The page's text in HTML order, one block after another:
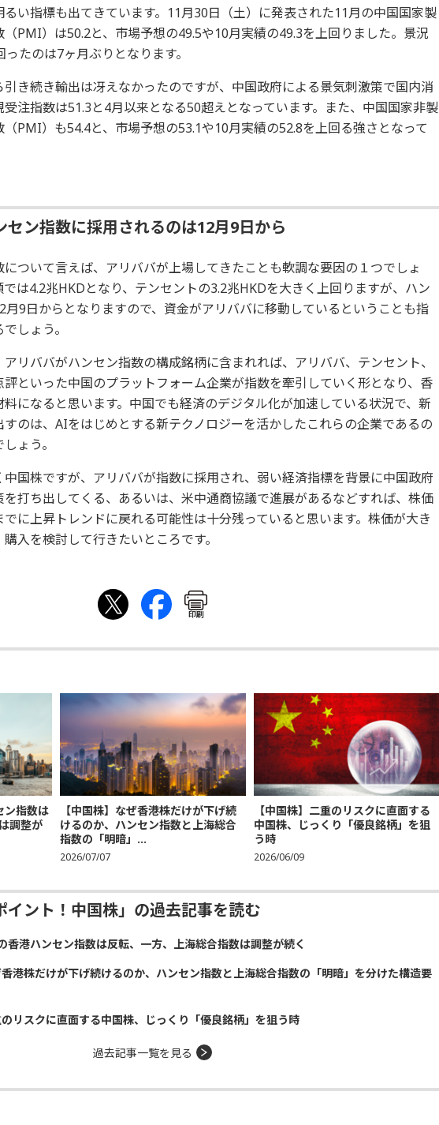
い指標も出てきています。11月30日（土）に発表された11月の中国国家製
PMI）は50.2と、市場予想の49.5や10月実績の49.3を上回りました。景況
たのは7ヶ月ぶりとなります。
き続き輸出は冴えなかったのですが、中国政府による景気刺激策で国内消
注指数は51.3と4月以来となる50超えとなっています。また、中国国家非製
PMI）も54.4と、市場予想の53.1や10月実績の52.8を上回る強さとなって
セン指数に採用されるのは12月9日から
ついて言えば、アリババが上場してきたことも軟調な要因の１つでしょ
は4.2兆HKDとなり、テンセントの3.2兆HKDを大きく上回りますが、ハン
月9日からとなりますので、資金がアリババに移動しているということも指
しょう。
リババがハンセン指数の構成銘柄に含まれれば、アリババ、テンセント、
といった中国のプラットフォーム企業が指数を牽引していく形となり、香
になると思います。中国でも経済のデジタル化が加速している状況で、新
のは、AIをはじめとする新テクノロジーを活かしたこれらの企業であるの
ょう。
国株ですが、アリババが指数に採用され、弱い経済指標を背景に中国政府
打ち出してくる、あるいは、米中通商協議で進展があるなどすれば、株価
に上昇トレンドに戻れる可能性は十分残っていると思います。株価が大き
入を検討して行きたいところです。
印刷
ン指数は
調整が
【中国株】なぜ香港株だけが下げ続
けるのか、ハンセン指数と上海総合
指数の「明暗」...
2026/07/07
【中国株】二重のリスクに直面する
中国株、じっくり「優良銘柄」を狙
う時
2026/06/09
イント！中国株」の過去記事を読む
香港ハンセン指数は反転、一方、上海総合指数は調整が続く
香港株だけが下げ続けるのか、ハンセン指数と上海総合指数の「明暗」を分けた構造要
のリスクに直面する中国株、じっくり「優良銘柄」を狙う時
過去記事一覧を見る